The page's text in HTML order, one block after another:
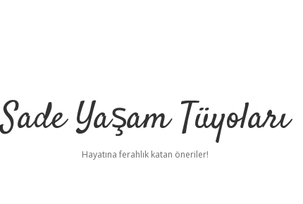
Sade Yaşam Tüyoları
Hayatına ferahlık katan öneriler!